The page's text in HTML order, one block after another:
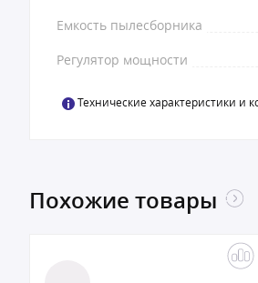
Емкость пылесборника
Регулятор мощности
Технические характеристики и
Похожие товары